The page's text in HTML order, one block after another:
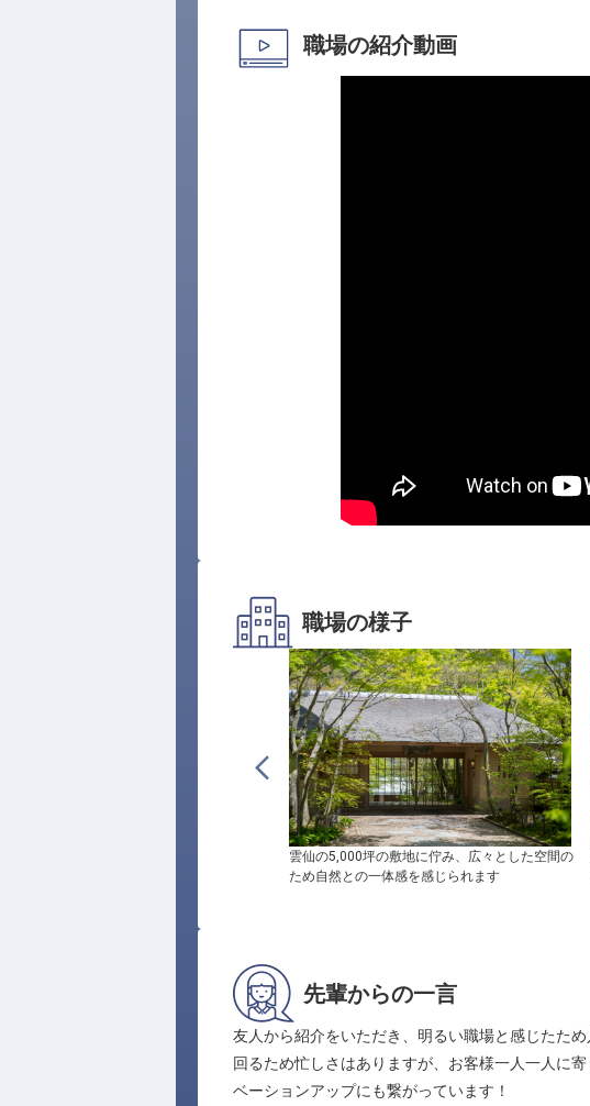
職場の紹介動画
職場の様子
雲仙の5,000坪の敷地に佇み、広々とした空間の
ため自然との一体感を感じられます
先輩からの一言
友人から紹介をいただき、明るい職場と感じたた
回るため忙しさはありますが、お客様一人一人に
ベーションアップにも繋がっています！